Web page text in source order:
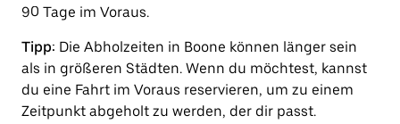
90 Tage im Voraus.
Tipp: Die Abholzeiten in Boone können länger sein
als in größeren Städten. Wenn du möchtest, kannst
du eine Fahrt im Voraus reservieren, um zu einem
Zeitpunkt abgeholt zu werden, der dir passt.